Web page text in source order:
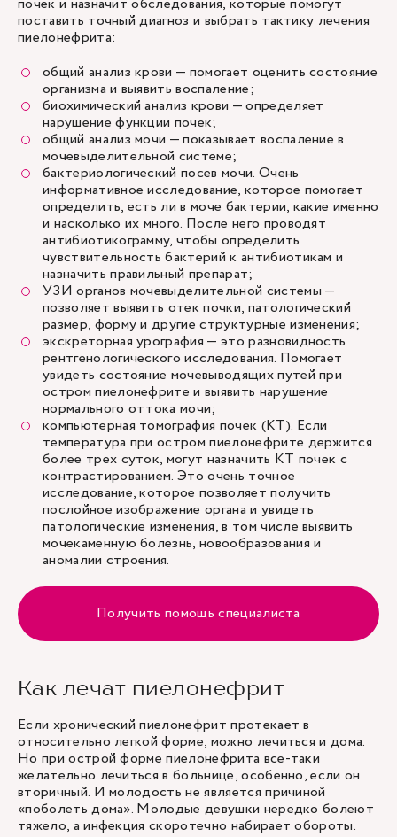
поставить точный диагноз и выбрать тактику лечения
пиелонефрита:
общий анализ крови — помогает оценить состояние
организма и выявить воспаление;
биохимический анализ крови — определяет
нарушение функции почек;
общий анализ мочи — показывает воспаление в
мочевыделительной системе;
бактериологический посев мочи. Очень
информативное исследование, которое помогает
определить, есть ли в моче бактерии, какие именно
и насколько их много. После него проводят
антибиотикограмму, чтобы определить
чувствительность бактерий к антибиотикам и
назначить правильный препарат;
УЗИ органов мочевыделительной системы —
позволяет выявить отек почки, патологический
размер, форму и другие структурные изменения;
экскреторная урография — это разновидность
рентгенологического исследования. Помогает
увидеть состояние мочевыводящих путей при
остром пиелонефрите и выявить нарушение
нормального оттока мочи;
компьютерная томография почек (КТ). Если
температура при остром пиелонефрите держится
более трех суток, могут назначить КТ почек с
контрастированием. Это очень точное
исследование, которое позволяет получить
послойное изображение органа и увидеть
патологические изменения, в том числе выявить
мочекаменную болезнь, новообразования и
аномалии строения.
Получить помощь специалиста
Как лечат пиелонефрит
Если хронический пиелонефрит протекает в
относительно легкой форме, можно лечиться и дома.
Но при острой форме пиелонефрита все-таки
желательно лечиться в больнице, особенно, если он
вторичный. И молодость не является причиной
«поболеть дома». Молодые девушки нередко болеют
тяжело, а инфекция скоротечно набирает обороты.